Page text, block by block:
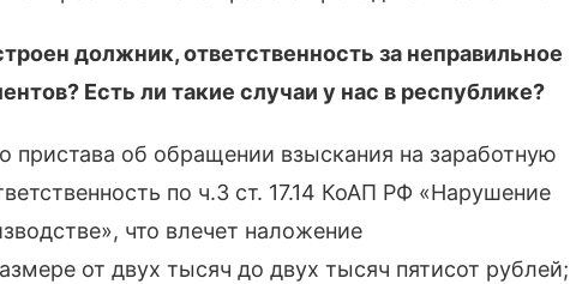
должник, ответственность за неправильное
Есть ли такие случаи у нас в республике?
пристава об обращении взыскания на заработную
по ч.3 ст. 17.14 КоАП РФ «Нарушение
что влечет наложение
от двух тысяч до двух тысяч пятисот рублей;